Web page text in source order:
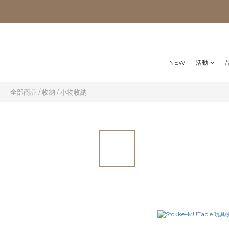
NEW 活動
全部商品 /收納 /小物收納